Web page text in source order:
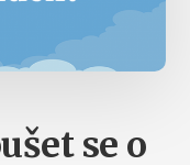
se o